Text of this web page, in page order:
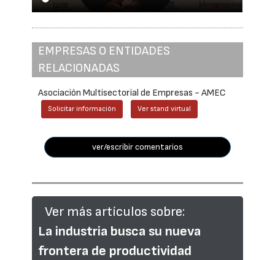
EMPRESAS O ENTIDADES
RELACIONADAS
Asociación Multisectorial de Empresas - AMEC
Solicitar información Ver stand virtual
ver/escribir comentarios
Ver más artículos sobre:
La industria busca su nueva
frontera de productividad